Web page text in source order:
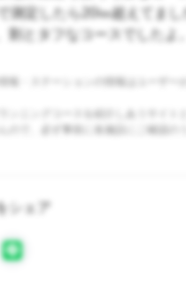
測定したら20㎞超えてまし
割とタフなコースでしたよ。
報・ステーションの情報はユーザー
ンニングコースを紹介しあうサイト
ので、必ず事前に各施設にご確認の
シェア